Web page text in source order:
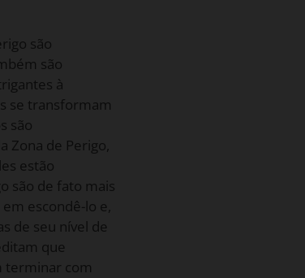
são
são
à
se transformam
são
Zona de Perigo,
estão
são de fato mais
escondê-lo e,
de seu nível de
que
terminar com